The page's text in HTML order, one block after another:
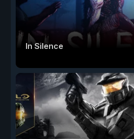
In Silence